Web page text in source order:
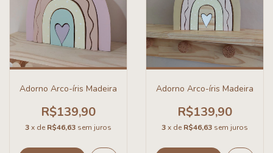
Adorno Arco-íris Madeira
R$139,90
3x de R$46,63 sem juros
Adorno Arco-íris Madeira
R$139,90
3x de R$46,63 sem juros